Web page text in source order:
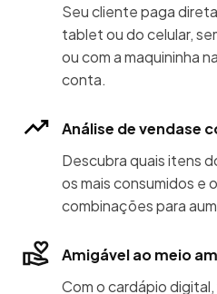
Seu cliente paga
tablet ou do celular,
ou com a maquininha
conta.
Análise de vendase
Descubra quais itens
os mais consumidos
combinações para
Amigável ao meio
Com o cardápio